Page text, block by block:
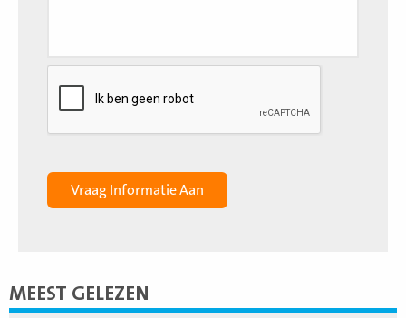
MEEST GELEZEN